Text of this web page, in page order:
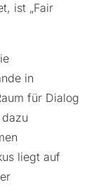
ist „Fair
in
für Dialog
liegt auf